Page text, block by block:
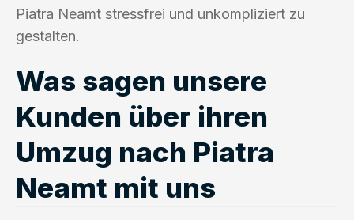
Piatra Neamt stressfrei und unkompliziert zu
gestalten.
Was sagen unsere
Kunden über ihren
Umzug nach Piatra
Neamt mit uns